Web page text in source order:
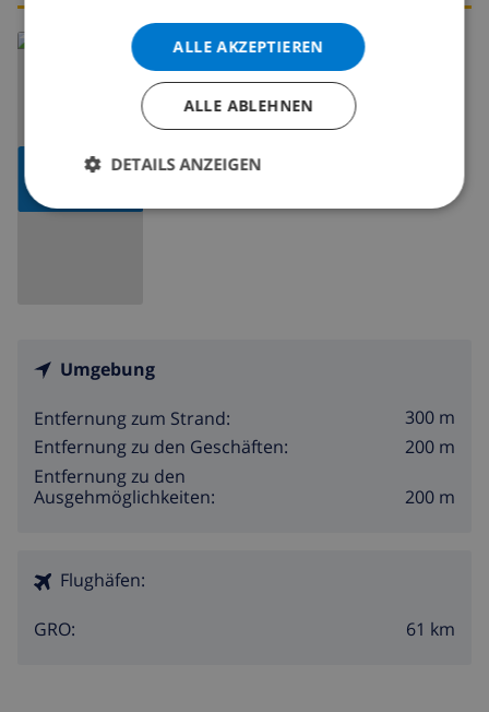
KARTE
Lesen Sie mehr über:
Spanien>Costa Brava>L'Escala
Umgebung
Entfernung zum Strand:
300 m
Entfernung zu den Geschäften:
200 m
Entfernung zu den
Ausgehmöglichkeiten:
200 m
Flughäfen:
GRO: 61 km
ALLE AKZEPTIEREN
ALLE ABLEHNEN
DETAILS ANZEIGEN